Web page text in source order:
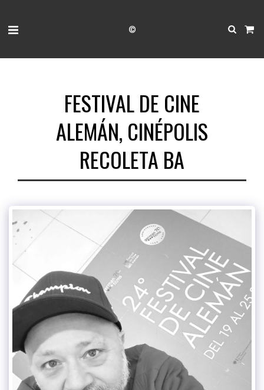
©
FESTIVAL DE CINE
ALEMÁN, CINÉPOLIS
RECOLETA BA